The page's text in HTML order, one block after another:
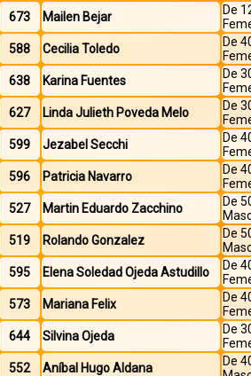
673 Mailen Bejar
De
588 Cecilia Toledo
De
638 Karina Fuentes
De
627 Linda Julieth Poveda Melo
De
599 Jezabel Secchi
De
596 Patricia Navarro
De
527 Martin Eduardo Zacchino
De
519 Rolando Gonzalez
De
595 Elena Soledad Ojeda Astudillo
De
573 Mariana Felix
De
644 Silvina Ojeda
De
552 Aníbal Hugo Aldana
De